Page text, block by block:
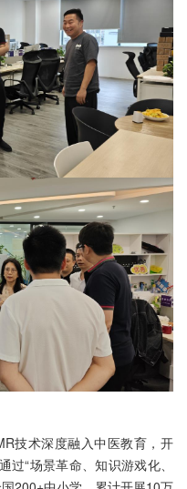
技术深度融入中医教育，开
“场景革命、知识游戏化、